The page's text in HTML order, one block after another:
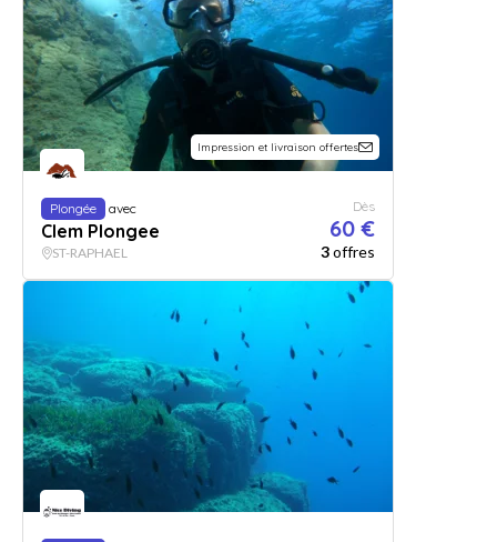
Impression et livraison offertes
Plongée avec
Clem Plongee
Dès
60 €
ST-RAPHAEL 3offres